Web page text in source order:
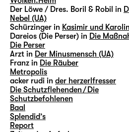
Der Löwe / Dres. Boril & Robil in
Nebel (UA)
Schürzinger in Kasimir und
Dareios (Die Perser) in Die
Die Perser
Arzt in Der Minusmensch (UA)
Franz in Die Räuber
Metropolis
acker rudi in der herzerlfresser
Die Schutzflehenden / Die
Schutzbefohlenen
Baal
Splendid’s
Report